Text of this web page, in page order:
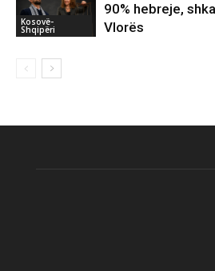
Kosovë-
Shqipëri
90% hebreje,
Vlorës